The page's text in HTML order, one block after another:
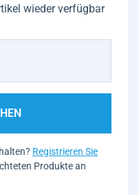
wieder verfügbar
Registrieren Sie
Produkte an